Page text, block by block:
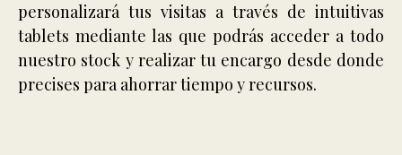
personalizará tus visitas a través de intuitivas
tablets mediante las que podrás acceder a todo
nuestro stock y realizar tu encargo desde donde
precises para ahorrar tiempo y recursos.